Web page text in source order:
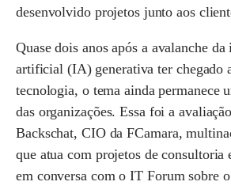
desenvolvido projetos junto aos
Quase dois anos após a avalanche da
artificial (IA) generativa ter chegado
tecnologia, o tema ainda permanece
das organizações. Essa foi a
Backschat, CIOdaFCamara,
que atua com projetos de consultoria
em conversa com oIT Forumsobre